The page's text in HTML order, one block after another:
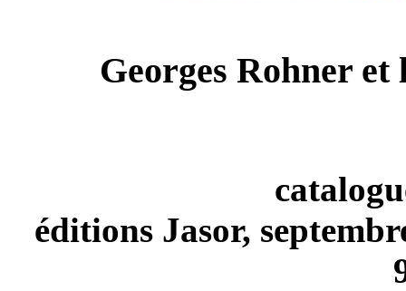
Georges Rohner et
éditions Jasor,